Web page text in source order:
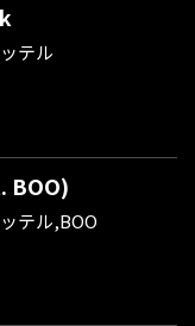
テル
BOO)
テル,BOO